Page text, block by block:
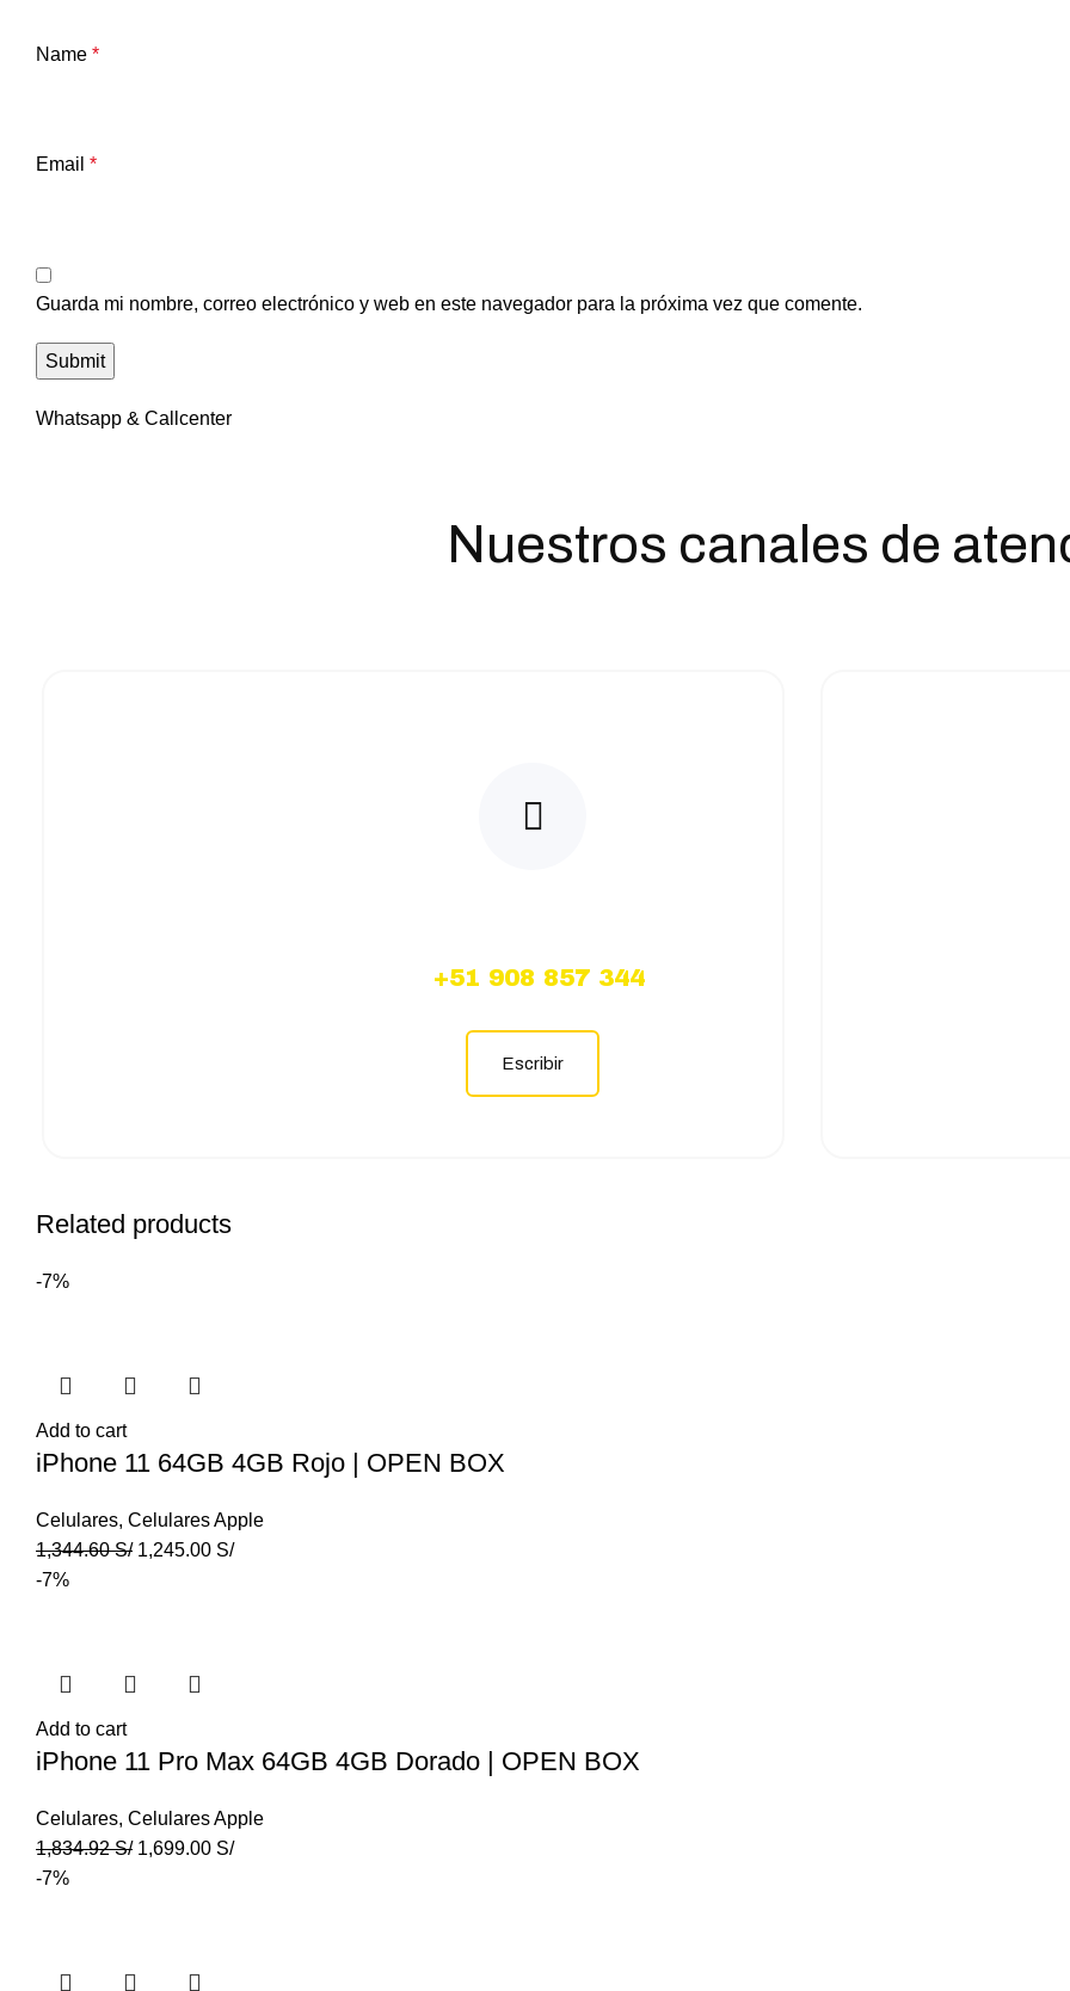
Name *
Email *
Guarda mi nombre, correo electrónico y web en este navegador para la próxima vez que comente.
Whatsapp & Callcenter
Nuestros canales de
+51 908 857 344
Escribir
Related products
-7%
Add to cart
iPhone 11 64GB 4GB Rojo | OPEN BOX
Celulares, Celulares Apple
1,344.60S/ 1,245.00 S/
-7%
Add to cart
iPhone 11 Pro Max 64GB 4GB Dorado | OPEN BOX
Celulares, Celulares Apple
1,834.92S/ 1,699.00 S/
-7%